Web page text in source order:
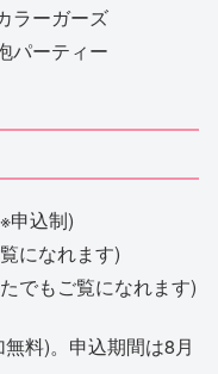
ーガーズ
パーティー
申込制)
になれます)
でもご覧になれます)
料)。申込期間は8月